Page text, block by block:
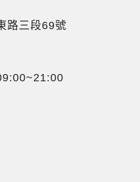
路三段69號